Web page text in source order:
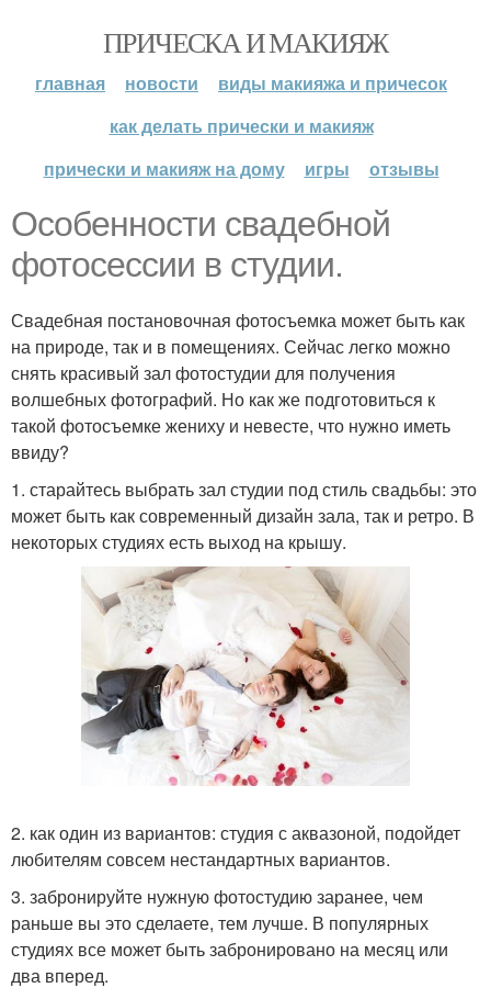
ПРИЧЕСКА И МАКИЯЖ
главная новости
виды макияжа и причесок
как делать прически и макияж
прически и макияж на дому
игры отзывы
Особенности свадебной
фотосессии в студии.
Свадебная постановочная фотосъемка может быть как
на природе, так и в помещениях. Сейчас легко можно
снять красивый зал фотостудии для получения
волшебных фотографий. Но как же подготовиться к
такой фотосъемке жениху и невесте, что нужно иметь
ввиду?
1. старайтесь выбрать зал студии под стиль свадьбы: это
может быть как современный дизайн зала, так и ретро. В
некоторых студиях есть выход на крышу.
2. как один из вариантов: студия с аквазоной, подойдет
любителям совсем нестандартных вариантов.
3. забронируйте нужную фотостудию заранее, чем
раньше вы это сделаете, тем лучше. В популярных
студиях все может быть забронировано на месяц или
два вперед.